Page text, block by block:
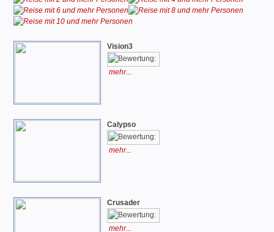
Vision3
mehr...
Calypso
mehr...
Crusader
mehr...